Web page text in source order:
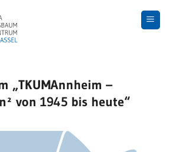
„TKUMAnnheim –
von 1945 bis heute“